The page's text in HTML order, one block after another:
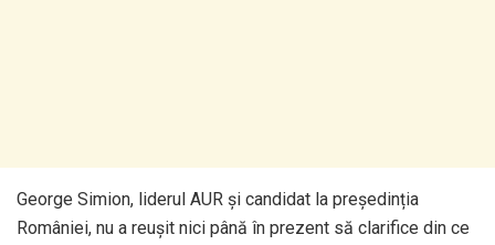
George Simion, liderul AUR și candidat la președinția
României, nu a reușit nici până în prezent să clarifice din ce